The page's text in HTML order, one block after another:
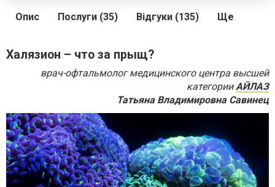
Опис Послуги (35) Відгуки (135) Ще
Халязион – что за прыщ?
врач-офтальмолог медицинского центра высшей
категорииАЙЛАЗ
Татьяна Владимировна Савинец